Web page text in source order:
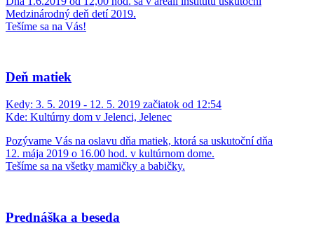
Medzinárodný deň detí 2019.
Tešíme sa na Vás!
Deň matiek
Kedy: 3. 5. 2019 - 12. 5. 2019 začiatok od 12:54
Kde: Kultúrny dom v Jelenci, Jelenec
Pozývame Vás na oslavu dňa matiek, ktorá sa uskutoční dňa
12. mája 2019 o 16.00 hod. v kultúrnom dome.
Tešíme sa na všetky mamičky a babičky.
Prednáška a beseda